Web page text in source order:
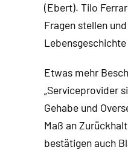
(Ebert). Tilo
Fragen stellen
Etwas mehr
„Serviceprovider
Gehabe und
Maß an
bestätigen auch